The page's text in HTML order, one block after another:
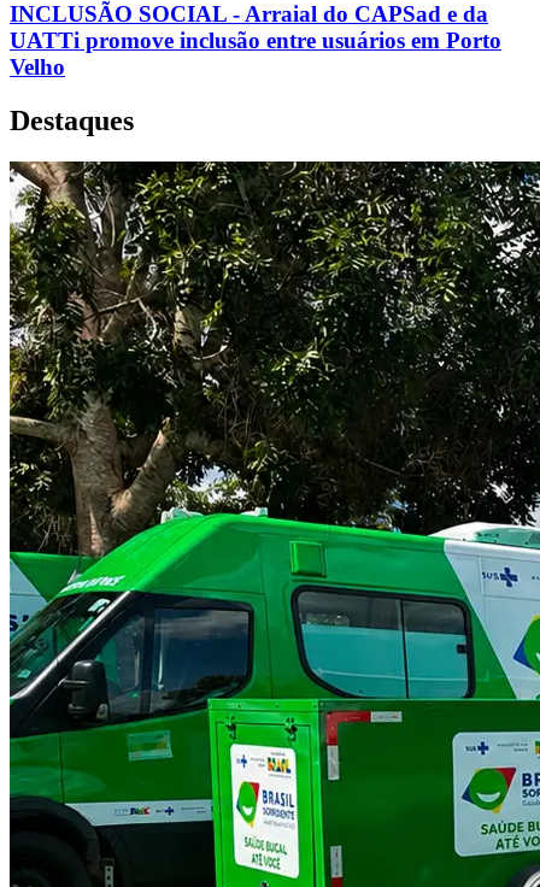
INCLUSÃO SOCIAL - Arraial do CAPSad e da
UATTi promove inclusão entre usuários em Porto
Velho
Destaques